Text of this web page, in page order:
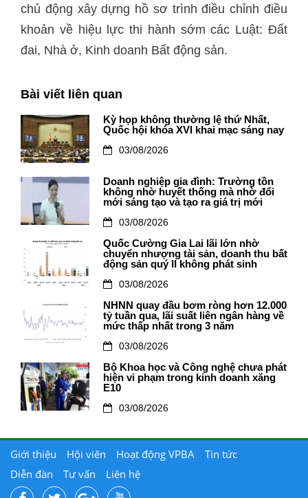
chủ động xây dựng hồ sơ trình điều chỉnh điều
khoản về hiệu lực thi hành sớm các Luật: Đất
đai, Nhà ở, Kinh doanh Bất động sản.
Bài viết liên quan
Kỳ họp không thường lệ thứ Nhất,
Quốc hội khóa XVI khai mạc sáng nay
03/08/2026
Doanh nghiệp gia đình: Trường tồn
không nhờ huyết thống mà nhờ đổi
mới sáng tạo và tạo ra giá trị mới
03/08/2026
Quốc Cường Gia Lai lãi lớn nhờ
chuyển nhượng tài sản, doanh thu bất
động sản quý II không phát sinh
03/08/2026
NHNN quay đầu bơm ròng hơn 12.000
tỷ tuần qua, lãi suất liên ngân hàng về
mức thấp nhất trong 3 năm
03/08/2026
Bộ Khoa học và Công nghệ chưa phát
hiện vi phạm trong kinh doanh xăng
E10
03/08/2026
Giới thiệu Hội viên Hoạt động VPBA
Tin tức
Diễn đàn
Tư vấn Liên hệ